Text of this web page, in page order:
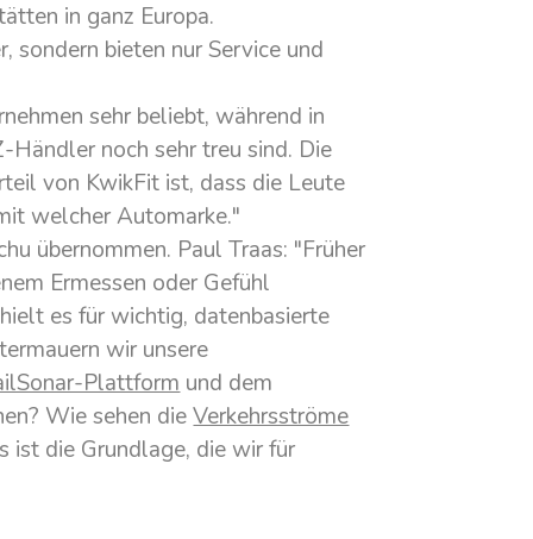
in ganz Europa.
sondern bieten nur Service und
sehr beliebt, während in
noch sehr treu sind. Die
von KwikFit ist, dass die Leute
welcher Automarke."
übernommen. Paul Traas: "Früher
Ermessen oder Gefühl
es für wichtig, datenbasierte
wir unsere
Plattform und dem
Wie sehen dieVerkehrsströme
ist die Grundlage, die wir für